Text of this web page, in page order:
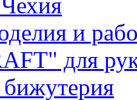
и
для
бижутерия